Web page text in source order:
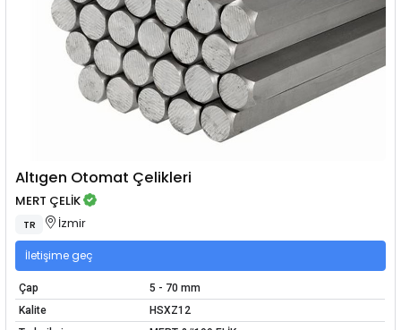
Altıgen Otomat Çelikleri
MERT ÇELİK
TR İzmir
İletişime geç
Çap
5 - 70 mm
Kalite
HSXZ12